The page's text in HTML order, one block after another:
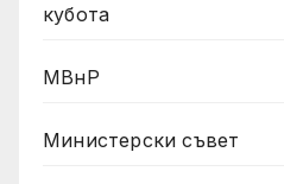
кубота
МВнР
Министерски съвет